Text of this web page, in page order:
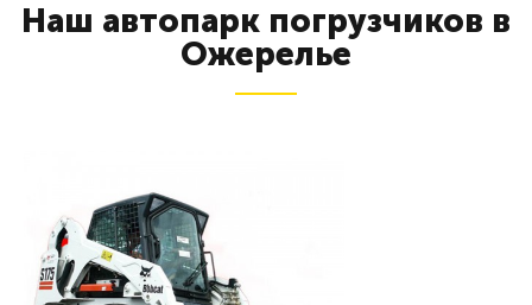
Наш автопарк погрузчиков в
Ожерелье